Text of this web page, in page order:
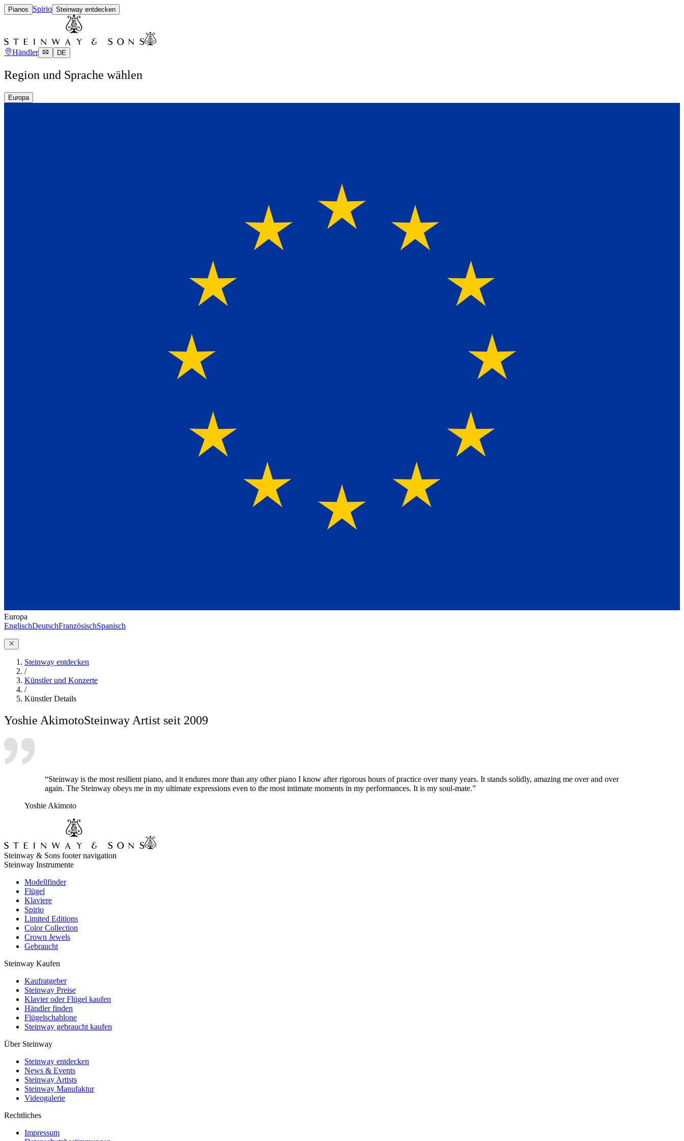
Pianos Spirio Steinway entdecken
Händler DE
Region und Sprache wählen
Europa
Europa
EnglischDeutschFranzösischSpanisch
Steinway entdecken
/
Künstler und Konzerte
/
Künstler Details
Yoshie AkimotoSteinway Artist seit 2009
“Steinway is the most resilient piano, and it endures more than any other piano I know after rigorous hours of practice over many years. It stands solidly, amazing me over and over
again. The Steinway obeys me in my ultimate expressions even to the most intimate moments in my performances. It is my soul-mate.”
Yoshie Akimoto
Steinway & Sons footer navigation
Steinway Instrumente
Modellfinder
Flügel
Klaviere
Spirio
Limited Editions
Color Collection
Crown Jewels
Gebraucht
Steinway Kaufen
Kaufratgeber
Steinway Preise
Klavier oder Flügel kaufen
Händler finden
Flügelschablone
Steinway gebraucht kaufen
Über Steinway
Steinway entdecken
News & Events
Steinway Artists
Steinway Manufaktur
Videogalerie
Rechtliches
Impressum